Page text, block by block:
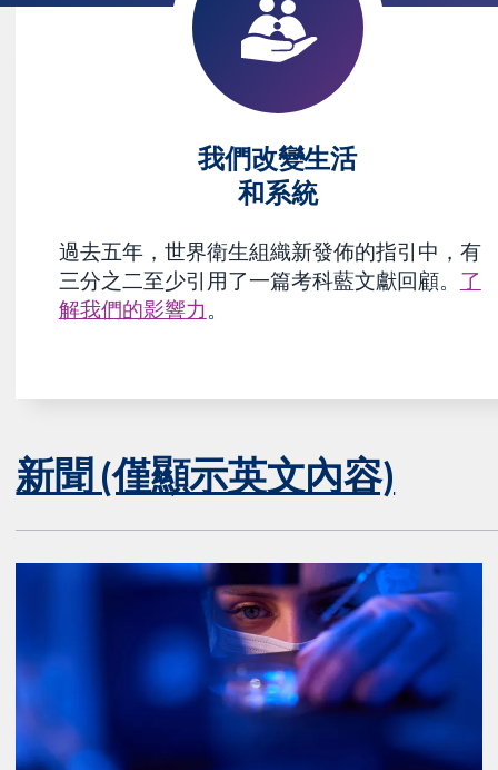
我們改變生活
和系統
過去五年，世界衛生組織新發佈的指引中，有
三分之二至少引用了一篇考科藍文獻回顧。 了
解我們的影響力 。
新聞 (僅顯示英文內容)